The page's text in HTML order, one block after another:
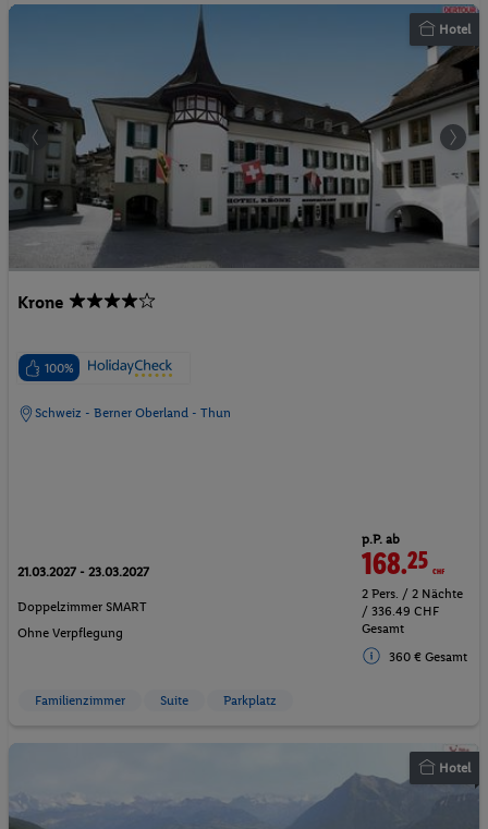
Hotel
Krone
100%
Schweiz - Berner Oberland - Thun
21.03.2027 - 23.03.2027
Doppelzimmer SMART
Ohne Verpflegung
p.P. ab
168.25CHF
2 Pers. / 2 Nächte
/ 336.49 CHF
Gesamt
360 € Gesamt
Familienzimmer Suite Parkplatz
Hotel